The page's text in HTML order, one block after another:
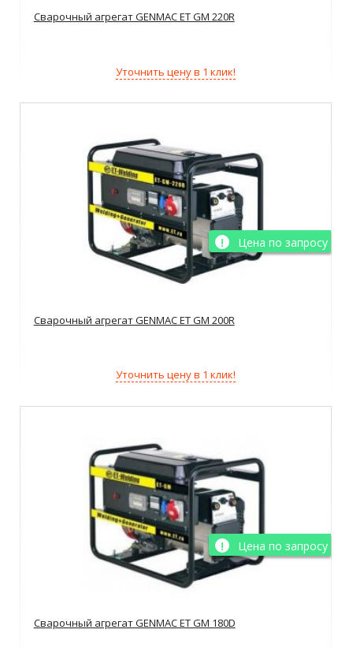
Сварочный агрегат GENMAC ET GM 220R
Уточнить цену в 1 клик!
Цена по запросу
Сварочный агрегат GENMAC ET GM 200R
Уточнить цену в 1 клик!
Цена по запросу
Сварочный агрегат GENMAC ET GM 180D